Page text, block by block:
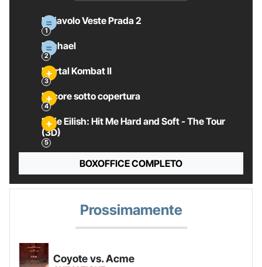
Il Diavolo Veste Prada 2
Michael
Mortal Kombat II
Pecore sotto copertura
Billie Eilish: Hit Me Hard and Soft - The Tour
(3D)
BOXOFFICE COMPLETO
Prossimamente
Coyote vs. Acme